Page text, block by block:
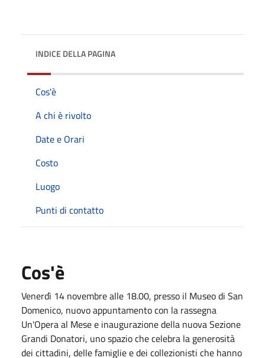
INDICE DELLA PAGINA
Cos'è
A chi è rivolto
Date e Orari
Costo
Luogo
Punti di contatto
Cos'è
Venerdì 14 novembre alle 18.00, presso il Museo di San
Domenico, nuovo appuntamento con la rassegna
Un'Opera al Mese e inaugurazione della nuova Sezione
Grandi Donatori, uno spazio che celebra la generosità
dei cittadini, delle famiglie e dei collezionisti che hanno